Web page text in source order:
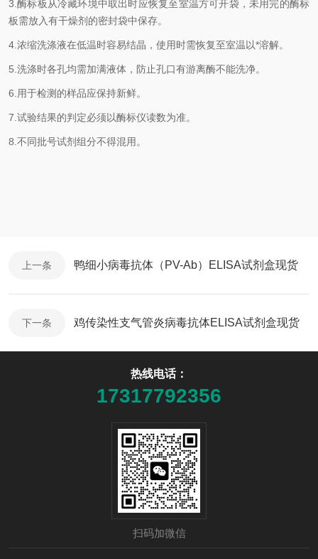
3. 酶标板从冷藏环境中取出时应恢复至室温方可开袋，未用完的酶标
板需放入有干燥剂的密封袋中保存。
4.浓缩洗涤液在低温时容易结晶，使用时需恢复至室温以*溶解。
5.洗涤时各孔均需加满液体，防止孔口有游离酶不能洗净。
6.用于检测的样品应保持新鲜。
7.试验结果的判定必须以酶标仪读数为准。
8.不同批号试剂组分不得混用。
上一条 鸭细小病毒抗体（PV-Ab）ELISA试剂盒现货
下一条 鸡传染性支气管炎病毒抗体ELISA试剂盒现货
热线电话：
17317792356
扫码加微信